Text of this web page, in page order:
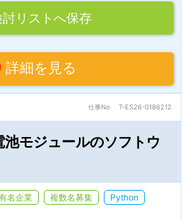
リストへ保存
詳細を見る
仕事No T-ES26-0186212
池モジュールのソフトウ
名企業 複数名募集
Python